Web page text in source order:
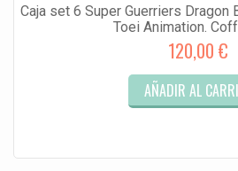
Caja set 6 Super Guerriers Dragon
Toei Animation.
120,00 €
AÑADIR AL